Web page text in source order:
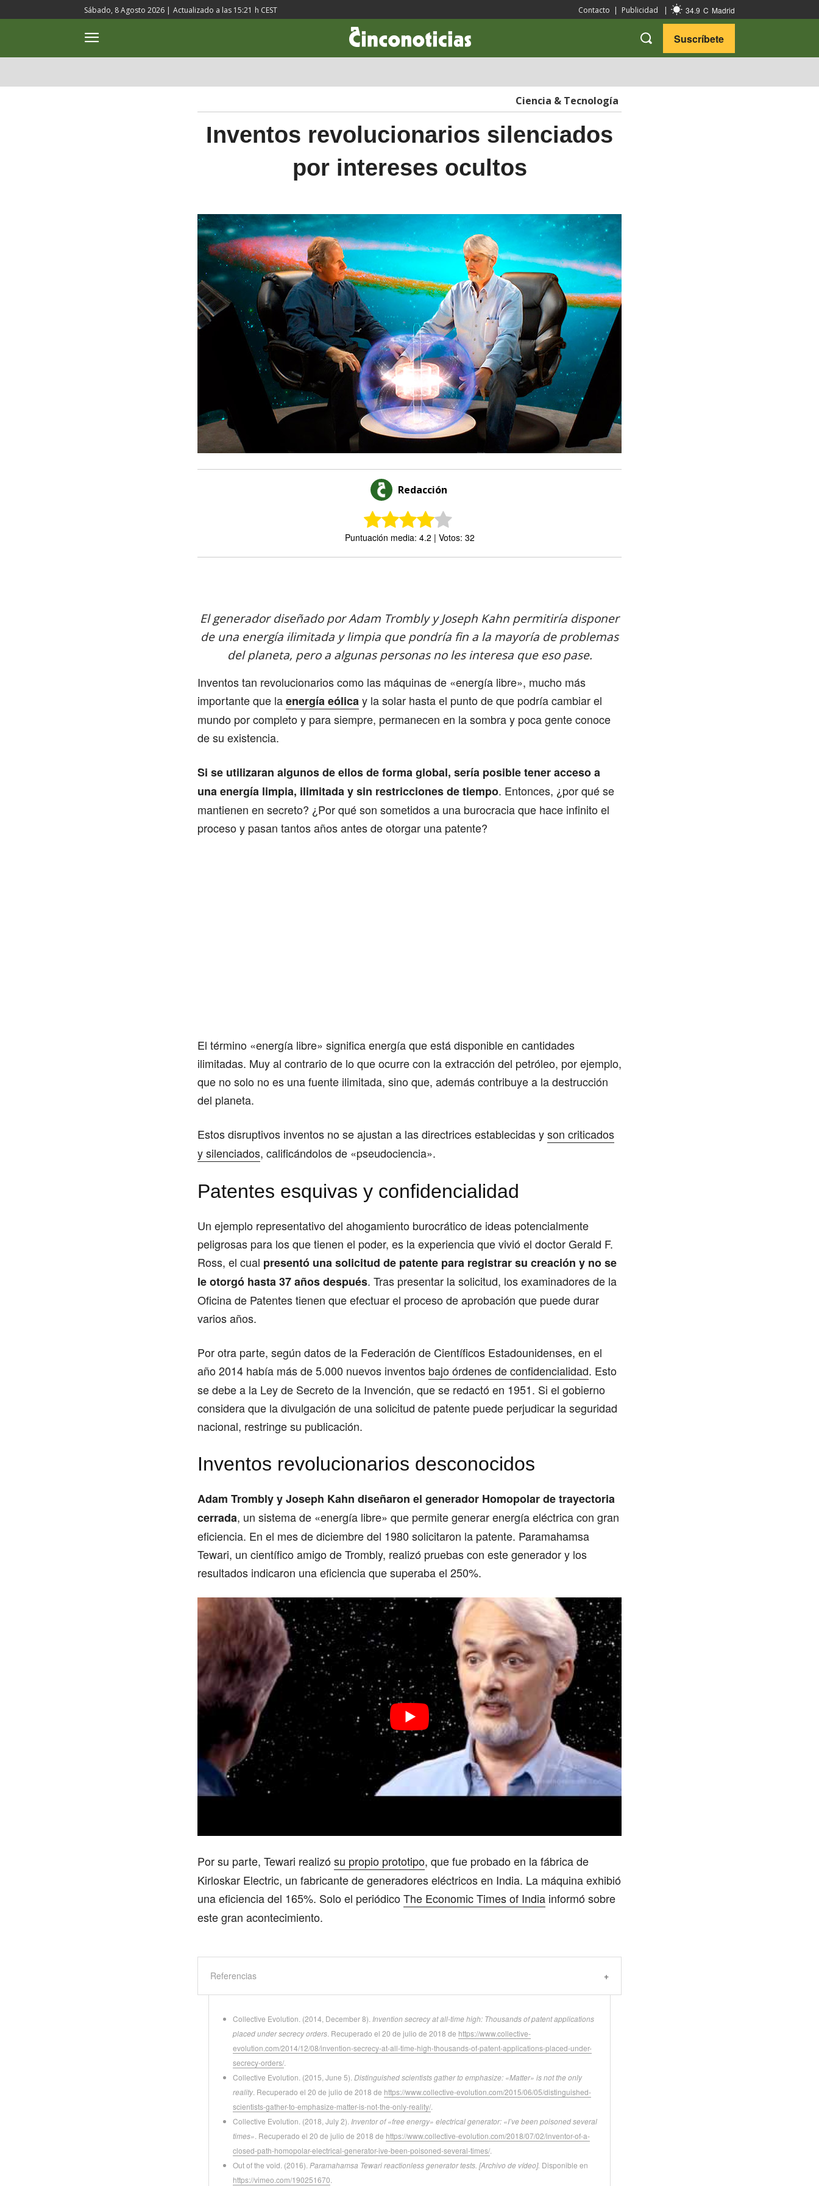
Sábado, 8 Agosto 2026 | Actualizado a las 15:21 h CEST Contacto | Publicidad | 34.9 C Madrid
Suscríbete
Ciencia & Tecnología
Inventos revolucionarios silenciados
por intereses ocultos
Redacción
Puntuación media: 4.2 | Votos: 32
El generador diseñado por Adam Trombly y Joseph Kahn permitiría disponer
de una energía ilimitada y limpia que pondría fin a la mayoría de problemas
del planeta, pero a algunas personas no les interesa que eso pase.
Inventos tan revolucionarios como las máquinas de «energía libre», mucho más
importante que laenergía eólicay la solar hasta el punto de que podría cambiar el
mundo por completo y para siempre, permanecen en la sombra y poca gente conoce
de su existencia.
Si se utilizaran algunos de ellos de forma global, sería posible tener acceso a
una energía limpia, ilimitada y sin restricciones de tiempo. Entonces, ¿por qué se
mantienen en secreto? ¿Por qué son sometidos a una burocracia que hace infinito el
proceso y pasan tantos años antes de otorgar una patente?
El término «energía libre» significa energía que está disponible en cantidades
ilimitadas. Muy al contrario de lo que ocurre con la extracción del petróleo, por ejemplo,
que no solo no es una fuente ilimitada, sino que, además contribuye a la destrucción
del planeta.
Estos disruptivos inventos no se ajustan a las directrices establecidas yson criticados
y silenciados, calificándolos de «pseudociencia».
Patentes esquivas y confidencialidad
Un ejemplo representativo del ahogamiento burocrático de ideas potencialmente
peligrosas para los que tienen el poder, es la experiencia que vivió el doctor Gerald F.
Ross, el cual presentó una solicitud de patente para registrar su creación y no se
le otorgó hasta 37 años después. Tras presentar la solicitud, los examinadores de la
Oficina de Patentes tienen que efectuar el proceso de aprobación que puede durar
varios años.
Por otra parte, según datos de la Federación de Científicos Estadounidenses, en el
año 2014 había más de 5.000 nuevos inventos bajo órdenes de confidencialidad. Esto
se debe a la Ley de Secreto de la Invención, que se redactó en 1951. Si el gobierno
considera que la divulgación de una solicitud de patente puede perjudicar la seguridad
nacional, restringe su publicación.
Inventos revolucionarios desconocidos
Adam Trombly y Joseph Kahn diseñaron el generador Homopolar de trayectoria
cerrada, un sistema de «energía libre» que permite generar energía eléctrica con gran
eficiencia. En el mes de diciembre del 1980 solicitaron la patente. Paramahamsa
Tewari, un científico amigo de Trombly, realizó pruebas con este generador y los
resultados indicaron una eficiencia que superaba el 250%.
Por su parte, Tewari realizósu propio prototipo, que fue probado en la fábrica de
Kirloskar Electric, un fabricante de generadores eléctricos en India. La máquina exhibió
una eficiencia del 165%. Solo el periódicoThe Economic Times of India informó sobre
este gran acontecimiento.
Referencias
Collective Evolution. (2014, December 8). Invention secrecy at all-time high: Thousands of patent applications
placed under secrecy orders . Recuperado el 20 de julio de 2018 de https://www.collective-
evolution.com/2014/12/08/invention-secrecy-at-all-time-high-thousands-of-patent-applications-placed-under-
secrecy-orders/
Collective Evolution. (2015, June 5). Distinguished scientists gather to emphasize: «Matter» is not the only
reality . Recuperado el 20 de julio de 2018 de https://www.collective-evolution.com/2015/06/05/distinguished-
scientists-gather-to-emphasize-matter-is-not-the-only-reality/
Collective Evolution. (2018, July 2). Inventor of «free energy» electrical generator: «I’ve been poisoned several
times» . Recuperado el 20 de julio de 2018 de https://www.collective-evolution.com/2018/07/02/inventor-of-a-
closed-path-homopolar-electrical-generator-ive-been-poisoned-several-times/
Out of the void. (2016). Paramahamsa Tewari reactionless generator tests. [Archivo de vídeo]. Disponible en
https://vimeo.com/190251670